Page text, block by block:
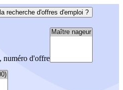
recherche d'offres d'emploi ?
numéro d'offre